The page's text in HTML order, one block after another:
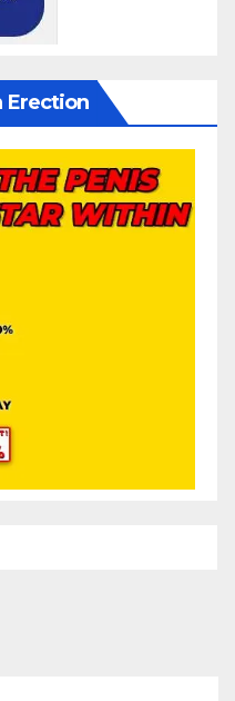
Erection